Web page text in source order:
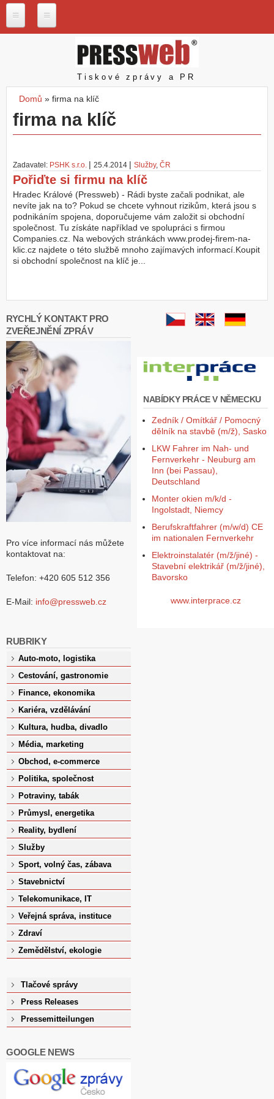
P
e
b
.
c
N
a
š
e
s
l
u
ž
b
l
o
ž
i
t
ú
č
e
Pressweb
Tiskové zprávy a PR
Jste zde
Domů » firma na klíč
firma na klíč
Zadavatel: PSHK s.r.o. | 25.4.2014 | Služby, ČR
Pořiďte si firmu na klíč
Hradec Králové (Pressweb) - Rádi byste začali podnikat, ale
nevíte jak na to? Pokud se chcete vyhnout rizikům, která jsou s
podnikáním spojena, doporučujeme vám založit si obchodní
společnost. Tu získáte například ve spolupráci s firmou
Companies.cz. Na webových stránkách www.prodej-firem-na-
klic.cz najdete o této službě mnoho zajímavých informací.Koupit
si obchodní společnost na klíč je...
RYCHLÝ KONTAKT PRO
ZVEŘEJNĚNÍ ZPRÁV
Pro více informací nás můžete
kontaktovat na:
Telefon: +420 605 512 356
E-Mail: info@pressweb.cz
RUBRIKY
Auto-moto, logistika
Cestování, gastronomie
Finance, ekonomika
Kariéra, vzdělávání
Kultura, hudba, divadlo
Média, marketing
Obchod, e-commerce
Politika, společnost
Potraviny, tabák
Průmysl, energetika
Reality, bydlení
Služby
Sport, volný čas, zábava
Stavebnictví
Telekomunikace, IT
Veřejná správa, instituce
Zdraví
Zemědělství, ekologie
Tlačové správy
Press Releases
Pressemitteilungen
GOOGLE NEWS
NABÍDKY PRÁCE V NĚMECKU
Zedník / Omítkář / Pomocný
dělník na stavbě (m/ž), Sasko
LKW Fahrer im Nah- und
Fernverkehr - Neuburg am
Inn (bei Passau),
Deutschland
Monter okien m/k/d -
Ingolstadt, Niemcy
Berufskraftfahrer (m/w/d) CE
im nationalen Fernverkehr
Elektroinstalatér (m/ž/jiné) -
Stavební elektrikář (m/ž/jiné),
Bavorsko
www.interprace.cz